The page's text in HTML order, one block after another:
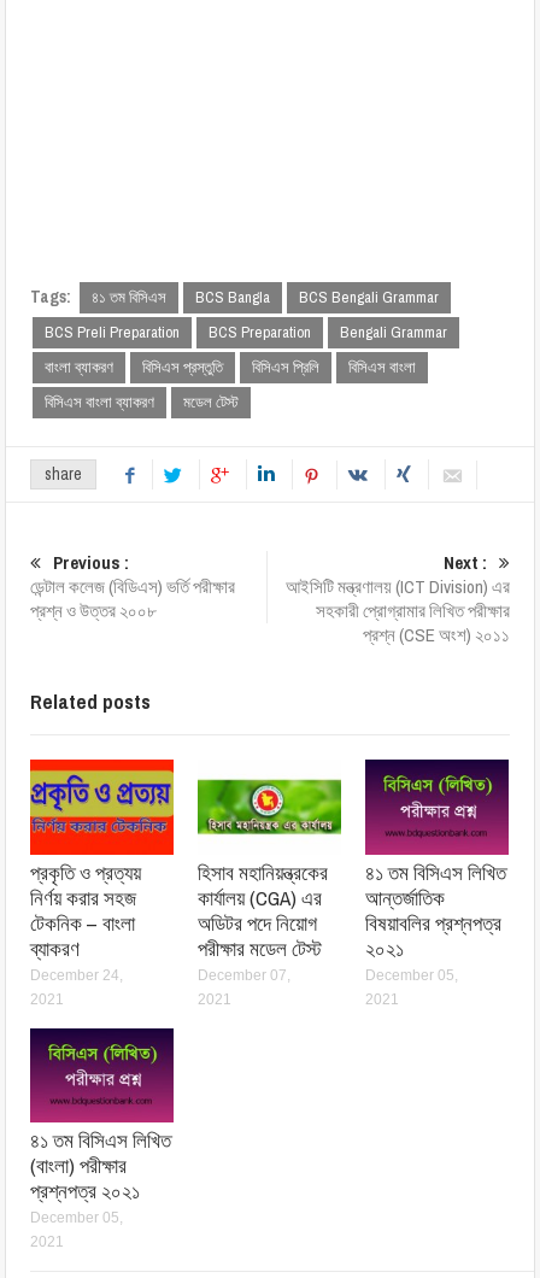
Tags: ৪১ তম বিসিএস BCS Bangla
BCS Bengali Grammar
BCS Preli Preparation
BCS Preparation
Bengali Grammar
বাংলা ব্যাকরণ
বিসিএস প্রস্তুতি বিসিএস প্রিলি
বিসিএস বাংলা
বিসিএস বাংলা ব্যাকরণ
মডেল টেস্ট
share
Previous :
ডেন্টাল কলেজ (বিডিএস) ভর্তি পরীক্ষার
প্রশ্ন ও উত্তর ২০০৮
Next :
আইসিটি মন্ত্রণালয় (ICT Division) এর
সহকারী প্রোগ্রামার লিখিত পরীক্ষার
প্রশ্ন (CSE অংশ) ২০১১
Related posts
প্রকৃতি ও প্রত্যয়
নির্ণয় করার সহজ
টেকনিক – বাংলা
ব্যাকরণ
December 24,
2021
হিসাব মহানিয়ন্ত্রকের
কার্যালয় (CGA) এর
অডিটর পদে নিয়োগ
পরীক্ষার মডেল টেস্ট
December 07,
2021
৪১ তম বিসিএস লিখিত
আন্তর্জাতিক
বিষয়াবলির প্রশ্নপত্র
২০২১
December 05,
2021
৪১ তম বিসিএস লিখিত
(বাংলা) পরীক্ষার
প্রশ্নপত্র ২০২১
December 05,
2021